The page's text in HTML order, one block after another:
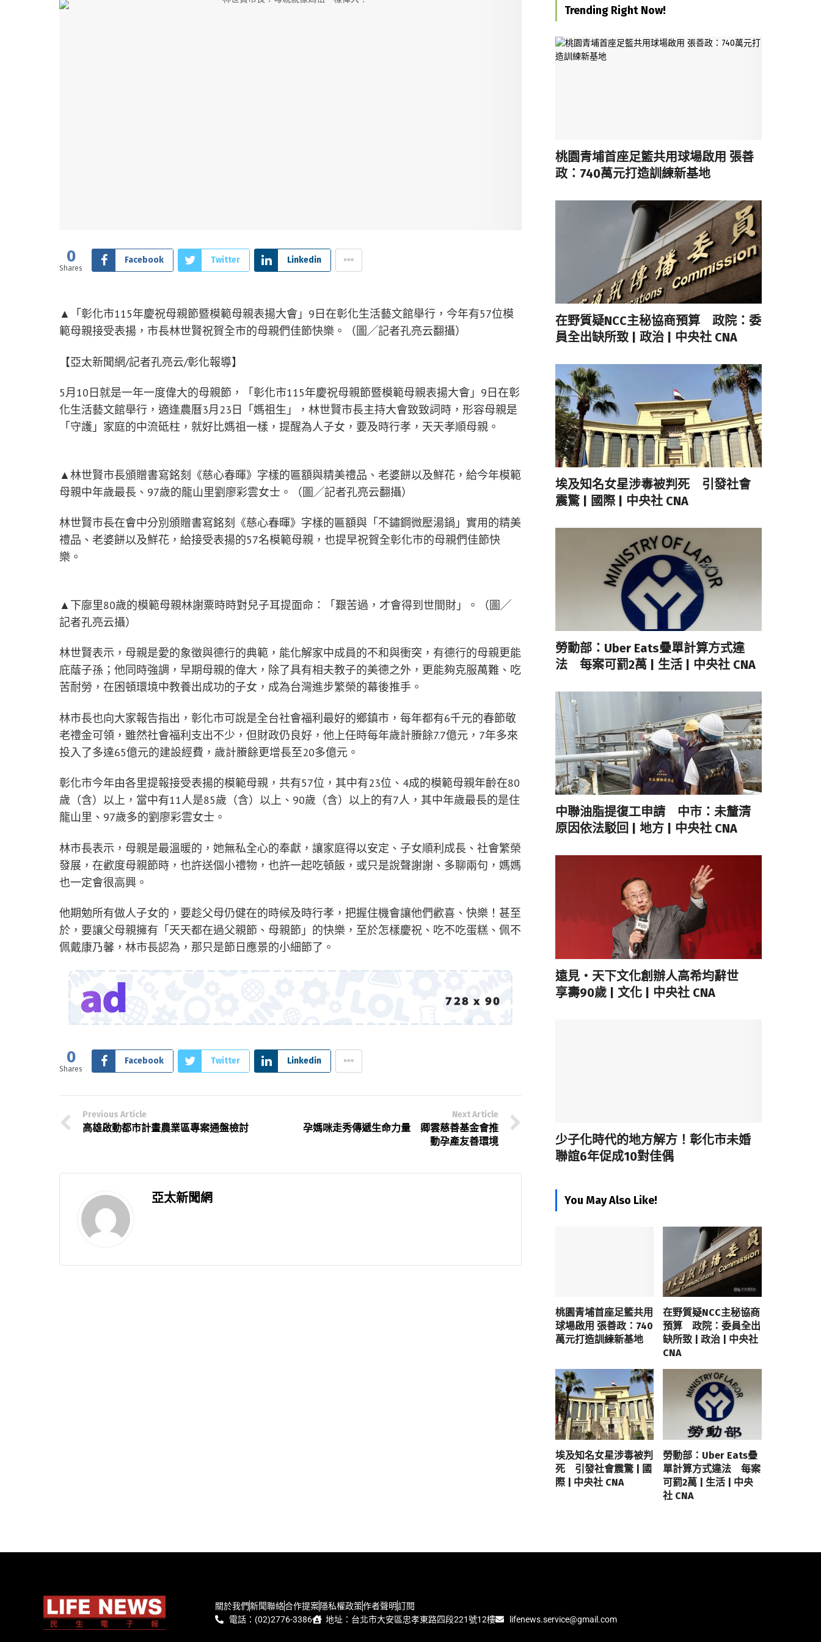
0
Shares
Facebook Twitter Linkedin
▲「彰化市115年慶祝母親節暨模範母親表揚大會」9日在彰化生活藝文館舉行，今年有57位模
範母親接受表揚，市長林世賢祝賀全市的母親們佳節快樂。（圖╱記者孔亮云翻攝）
【亞太新聞網/記者孔亮云/彰化報導】
5月10日就是一年一度偉大的母親節，「彰化市115年慶祝母親節暨模範母親表揚大會」9日在彰
化生活藝文館舉行，適逢農曆3月23日「媽祖生」，林世賢市長主持大會致致詞時，形容母親是
「守護」家庭的中流砥柱，就好比媽祖一樣，提醒為人子女，要及時行孝，天天孝順母親。
▲林世賢市長頒贈書寫銘刻《慈心春暉》字樣的匾額與精美禮品、老婆餅以及鮮花，給今年模範
母親中年歲最長、97歲的龍山里劉廖彩雲女士。（圖╱記者孔亮云翻攝）
林世賢市長在會中分別頒贈書寫銘刻《慈心春暉》字樣的匾額與「不鏽鋼微壓湯鍋」實用的精美
禮品、老婆餅以及鮮花，給接受表揚的57名模範母親，也提早祝賀全彰化市的母親們佳節快
樂。
▲下廍里80歲的模範母親林謝粟時時對兒子耳提面命：「艱苦過，才會得到世間財」。（圖╱
記者孔亮云攝）
林世賢表示，母親是愛的象徵與德行的典範，能化解家中成員的不和與衝突，有德行的母親更能
庇蔭子孫；他同時強調，早期母親的偉大，除了具有相夫教子的美德之外，更能夠克服萬難、吃
苦耐勞，在困頓環境中教養出成功的子女，成為台灣進步繁榮的幕後推手。
林市長也向大家報告指出，彰化市可說是全台社會福利最好的鄉鎮市，每年都有6千元的春節敬
老禮金可領，雖然社會福利支出不少，但財政仍良好，他上任時每年歲計賸餘7.7億元，7年多來
投入了多達65億元的建設經費，歲計賸餘更增長至20多億元。
彰化市今年由各里提報接受表揚的模範母親，共有57位，其中有23位、4成的模範母親年齡在80
歲（含）以上，當中有11人是85歲（含）以上、90歲（含）以上的有7人，其中年歲最長的是住
龍山里、97歲多的劉廖彩雲女士。
林市長表示，母親是最溫暖的，她無私全心的奉獻，讓家庭得以安定、子女順利成長、社會繁榮
發展，在歡度母親節時，也許送個小禮物，也許一起吃頓飯，或只是說聲謝謝、多聊兩句，媽媽
也一定會很高興。
他期勉所有做人子女的，要趁父母仍健在的時候及時行孝，把握住機會讓他們歡喜、快樂！甚至
於，要讓父母親擁有「天天都在過父親節、母親節」的快樂，至於怎樣慶祝、吃不吃蛋糕、佩不
佩戴康乃馨，林市長認為，那只是節日應景的小細節了。
0
Shares
Facebook Twitter Linkedin
Previous Article
高雄啟動都市計畫農業區專案通盤檢討
Next Article
孕媽咪走秀傳遞生命力量 卿雲慈善基金會推
動孕產友善環境
亞太新聞網
Trending Right Now!
桃園青埔首座足籃共用球場啟用 張善
政：740萬元打造訓練新基地
在野質疑NCC主秘協商預算 政院：委
員全出缺所致 | 政治 | 中央社 CNA
埃及知名女星涉毒被判死 引發社會
震驚 | 國際 | 中央社 CNA
勞動部：Uber Eats疊單計算方式違
法 每案可罰2萬 | 生活 | 中央社 CNA
中聯油脂提復工申請 中市：未釐清
原因依法駁回 | 地方 | 中央社 CNA
遠見‧天下文化創辦人高希均辭世
享壽90歲 | 文化 | 中央社 CNA
少子化時代的地方解方！彰化市未婚
聯誼6年促成10對佳偶
You May Also Like!
桃園青埔首座足籃共用
球場啟用 張善政：740
萬元打造訓練新基地
在野質疑NCC主秘協商
預算 政院：委員全出
缺所致 | 政治 | 中央社
CNA
埃及知名女星涉毒被判
死 引發社會震驚 | 國
際 | 中央社 CNA
勞動部：Uber Eats疊
單計算方式違法 每案
可罰2萬 | 生活 | 中央
社 CNA
關於我們新聞聯絡合作提案隱私權政策作者聲明訂閱
電話：(02)2776-3386
地址：台北市大安區忠孝東路四段221號12樓 lifenews.service@gmail.com